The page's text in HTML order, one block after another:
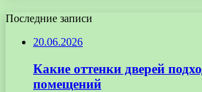
Последние записи
20.06.2026
Какие оттенки дверей
помещений